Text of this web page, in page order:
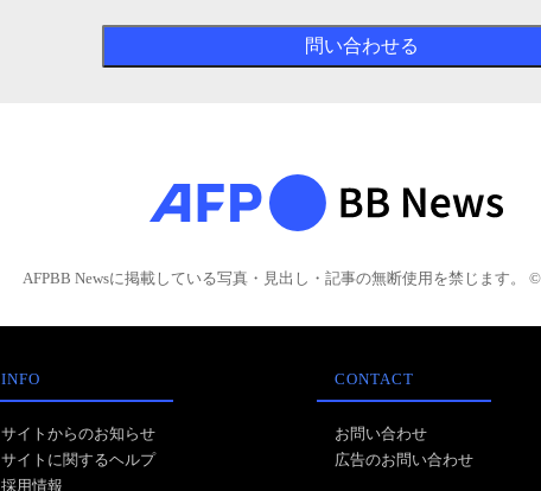
AFPBB Newsに掲載している写真・見出し・記事の無断使用を禁じます。 ©
INFO
サイトからのお知らせ
サイトに関するヘルプ
採用情報
CONTACT
お問い合わせ
広告のお問い合わせ